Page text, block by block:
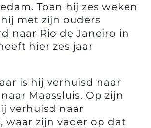
Toen hij zes weken
met zijn ouders
naar Rio de Janeiro in
hier zes jaar
is hij verhuisd naar
Maassluis. Op zijn
verhuisd naar
waar zijn vader op dat